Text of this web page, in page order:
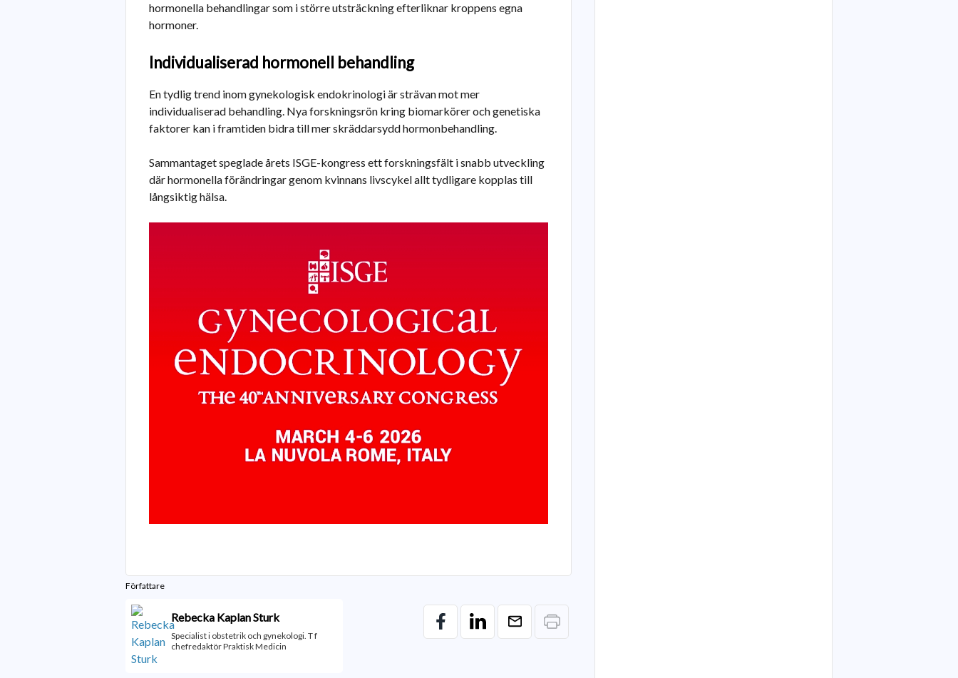
hormonella behandlingar som i större utsträckning efterliknar kroppens egna
hormoner.
Individualiserad hormonell behandling
En tydlig trend inom gynekologisk endokrinologi är strävan mot mer
individualiserad behandling. Nya forskningsrön kring biomarkörer och genetiska
faktorer kan i framtiden bidra till mer skräddarsydd hormonbehandling.
Sammantaget speglade årets ISGE-kongress ett forskningsfält i snabb utveckling
där hormonella förändringar genom kvinnans livscykel allt tydligare kopplas till
långsiktig hälsa.
Författare
Rebecka Kaplan Sturk
Specialist i obstetrik och gynekologi. T f
chefredaktör Praktisk Medicin